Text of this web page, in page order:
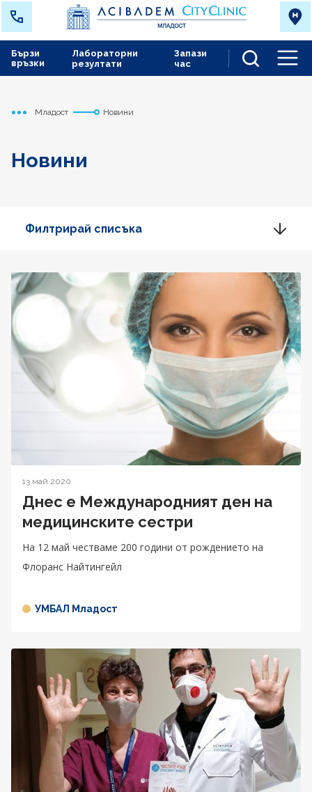
Лабораторни
резултати
Запази
час
Бързи
връзки
Начало
Младост Новини
Новини
Филтрирай списъка
13 май 2020
Днес е Международният ден на
медицинските сестри
На 12 май честваме 200 години от рождението на
Флоранс Найтингейл
УМБАЛ Младост